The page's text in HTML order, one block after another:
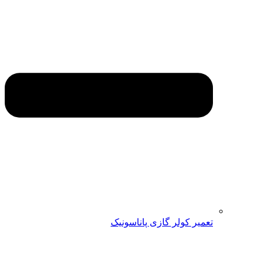
تعمیر کولر گازی پاناسونیک